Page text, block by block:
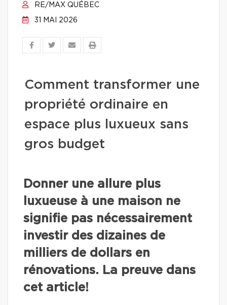
RE/MAX QUÉBEC
31 MAI 2026
Comment transformer une
propriété ordinaire en
espace plus luxueux sans
gros budget
Donner une allure plus
luxueuse à une maison ne
signifie pas nécessairement
investir des dizaines de
milliers de dollars en
rénovations. La preuve dans
cet article!